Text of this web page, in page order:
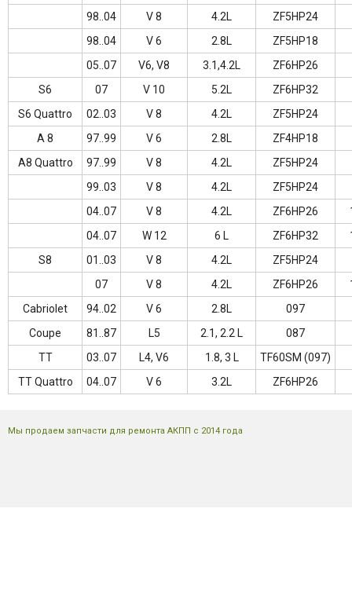
98..04
V 8 4.2L
ZF5HP24
98..04
V 6 2.8L
ZF5HP18
05..07
V6, V8 3.1,4.2L
ZF6HP26
S6
07 V 10 5.2L
ZF6HP32
S6 Quattro
02..03 V 8 4.2L
ZF5HP24
A 8
97..99 V 6 2.8L
ZF4HP18
A8 Quattro
97..99 V 8 4.2L
ZF5HP24
99..03
V 8 4.2L
ZF5HP24
04..07
V 8 4.2L ZF6HP26
04..07
W 12 6 L ZF6HP32
S8
01..03 V 8 4.2L
ZF5HP24
07
V 8 4.2L ZF6HP26
Cabriolet
94..02 V 6 2.8L
097
Coupe
81..87 L5 2.1, 2.2 L
087
TT
03..07 L4, V6 1.8, 3 L
TF60SM (097)
TT Quattro
04..07 V 6 3.2L ZF6HP26
Мы продаем запчасти для ремонта АКПП с 2014 года